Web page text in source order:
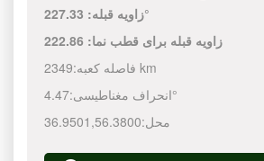
زاویه قبله:227.33°
زاویه قبله برای قطب نما: 222.86
فاصله کعبه: 2349 km
انحراف مغناطیسی:4.47°
محل:
36.9501 ,56.3800